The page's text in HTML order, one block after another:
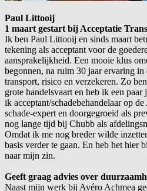
Paul Littooij
1 maart gestart bij Acceptatie
Ik ben Paul Littooij en sinds maart
tekening als acceptant voor de
aansprakelijkheid. Een mooie klus
begonnen, na ruim 30 jaar ervaring
transport, risico en verzekeren. Zo
grote handelsvaart en heb ik een
ik acceptant/schadebehandelaar op
schade-expert en doorgegroeid als
nog lange tijd bij Chubb als
Omdat ik me nog breder wilde
basis verder te gaan. En heb het hier
naar mijn zin.
Geeft graag advies over
Naast mijn werk bij Avéro Achmea